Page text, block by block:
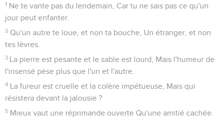
1 Ne te vante pas du lendemain, Car tu ne sais pas ce qu'un
jour peut enfanter.
2 Qu'un autre te loue, et non ta bouche, Un étranger, et non
tes lèvres.
3 La pierre est pesante et le sable est lourd, Mais l'humeur de
l'insensé pèse plus que l'un et l'autre.
4 La fureur est cruelle et la colère impétueuse, Mais qui
résistera devant la jalousie ?
5 Mieux vaut une réprimande ouverte Qu'une amitié cachée.